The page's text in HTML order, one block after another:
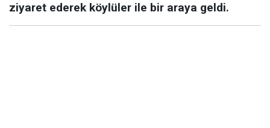
ziyaret ederek köylüler ile bir araya geldi.